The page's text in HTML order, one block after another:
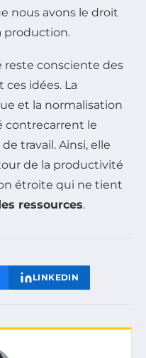
nous avons le droit
production.
reste consciente des
idées. La
et la normalisation
contrecarrent le
travail. Ainsi, elle
de la productivité
étroite qui ne tient
ressources.
LINKEDIN